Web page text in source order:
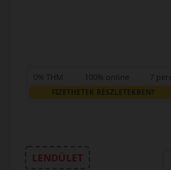
0% THM 100% online 7 perc
FIZETHETEK RÉSZLETEKBEN?
LENDÜLET